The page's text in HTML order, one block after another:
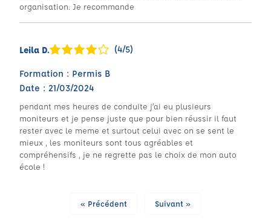
organisation. Je recommande
Leila D. (4/5)
Formation : Permis B
Date : 21/03/2024
pendant mes heures de conduite j’ai eu plusieurs
moniteurs et je pense juste que pour bien réussir il faut
rester avec le meme et surtout celui avec on se sent le
mieux , les moniteurs sont tous agréables et
compréhensifs , je ne regrette pas le choix de mon auto
école !
« Précédent Suivant »